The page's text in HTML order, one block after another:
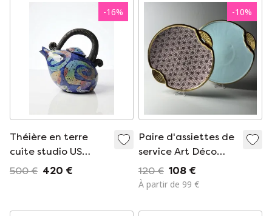
-16%
Théière en terre
cuite studio US
années 1950-1970
500 € 420 €
-10%
Paire d'assiettes de
service Art Déco
Boch Frères La
Louvière – Raymond
1930
120 € 108 €
À partir de 99 €